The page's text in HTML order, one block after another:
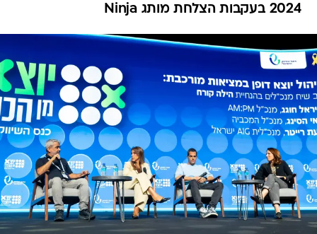
2024 בעקבות הצלחת מותג Ninja